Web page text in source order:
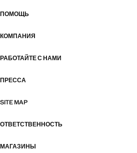
ПОМОЩЬ
КОМПАНИЯ
РАБОТАЙТЕ С НАМИ
ПРЕССА
SITE MAP
ОТВЕТСТВЕННОСТЬ
МАГАЗИНЫ